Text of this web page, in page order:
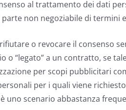
al trattamento dei dati
non negoziabile di
o revocare il consenso
o “legato” a un contratto, se
per scopi pubblicitari
per i quali viene richiesto
uno scenario abbastanza